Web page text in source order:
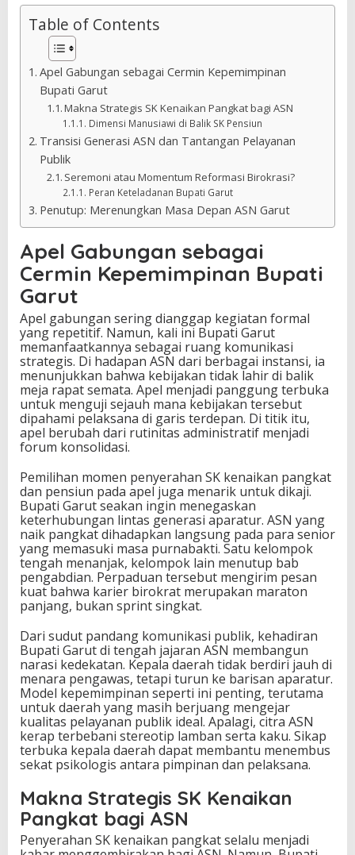
Table of Contents
Apel Gabungan sebagai Cermin Kepemimpinan
Bupati Garut
Makna Strategis SK Kenaikan Pangkat bagi ASN
Dimensi Manusiawi di Balik SK Pensiun
Transisi Generasi ASN dan Tantangan Pelayanan
Publik
Seremoni atau Momentum Reformasi Birokrasi?
Peran Keteladanan Bupati Garut
Penutup: Merenungkan Masa Depan ASN Garut
Apel Gabungan sebagai
Cermin Kepemimpinan Bupati
Garut
Apel gabungan sering dianggap kegiatan formal
yang repetitif. Namun, kali ini Bupati Garut
memanfaatkannya sebagai ruang komunikasi
strategis. Di hadapan ASN dari berbagai instansi, ia
menunjukkan bahwa kebijakan tidak lahir di balik
meja rapat semata. Apel menjadi panggung terbuka
untuk menguji sejauh mana kebijakan tersebut
dipahami pelaksana di garis terdepan. Di titik itu,
apel berubah dari rutinitas administratif menjadi
forum konsolidasi.
Pemilihan momen penyerahan SK kenaikan pangkat
dan pensiun pada apel juga menarik untuk dikaji.
Bupati Garut seakan ingin menegaskan
keterhubungan lintas generasi aparatur. ASN yang
naik pangkat dihadapkan langsung pada para senior
yang memasuki masa purnabakti. Satu kelompok
tengah menanjak, kelompok lain menutup bab
pengabdian. Perpaduan tersebut mengirim pesan
kuat bahwa karier birokrat merupakan maraton
panjang, bukan sprint singkat.
Dari sudut pandang komunikasi publik, kehadiran
Bupati Garut di tengah jajaran ASN membangun
narasi kedekatan. Kepala daerah tidak berdiri jauh di
menara pengawas, tetapi turun ke barisan aparatur.
Model kepemimpinan seperti ini penting, terutama
untuk daerah yang masih berjuang mengejar
kualitas pelayanan publik ideal. Apalagi, citra ASN
kerap terbebani stereotip lamban serta kaku. Sikap
terbuka kepala daerah dapat membantu menembus
sekat psikologis antara pimpinan dan pelaksana.
Makna Strategis SK Kenaikan
Pangkat bagi ASN
Penyerahan SK kenaikan pangkat selalu menjadi